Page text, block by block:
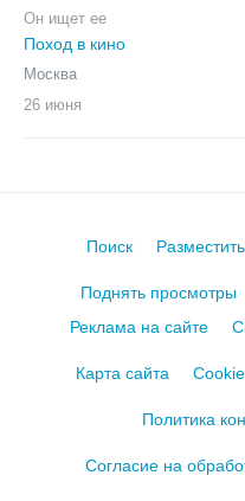
Он ищет ее
Поход в кино
Москва
26 июня
Поиск
Поднять просмотры
Реклама на сайте
Карта сайта Cookie
Политика
Согласие на